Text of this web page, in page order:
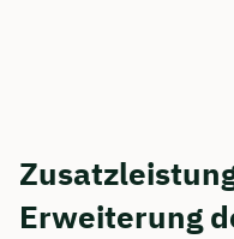
Erweiterung